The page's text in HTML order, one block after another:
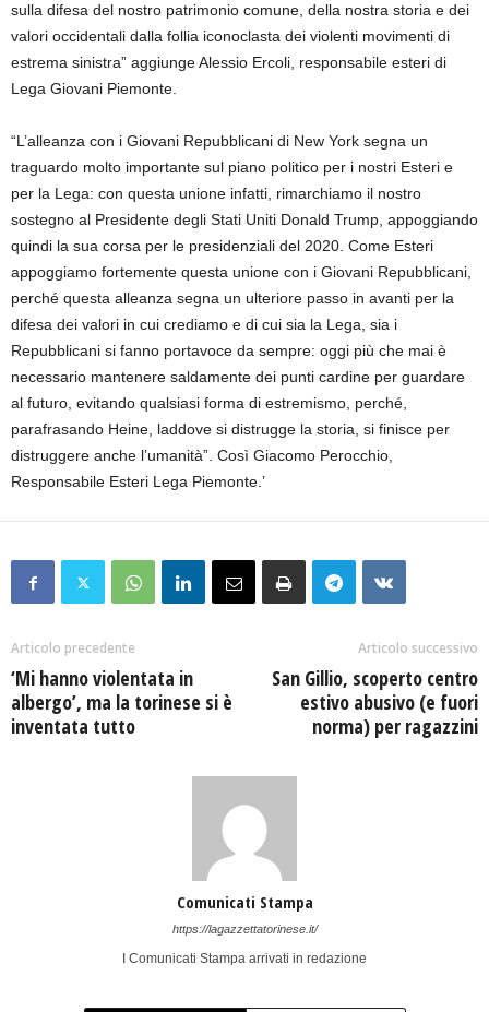
sulla difesa del nostro patrimonio comune, della nostra storia e dei
valori occidentali dalla follia iconoclasta dei violenti movimenti di
estrema sinistra” aggiunge Alessio Ercoli, responsabile esteri di
Lega Giovani Piemonte.
“L’alleanza con i Giovani Repubblicani di New York segna un
traguardo molto importante sul piano politico per i nostri Esteri e
per la Lega: con questa unione infatti, rimarchiamo il nostro
sostegno al Presidente degli Stati Uniti Donald Trump, appoggiando
quindi la sua corsa per le presidenziali del 2020. Come Esteri
appoggiamo fortemente questa unione con i Giovani Repubblicani,
perché questa alleanza segna un ulteriore passo in avanti per la
difesa dei valori in cui crediamo e di cui sia la Lega, sia i
Repubblicani si fanno portavoce da sempre: oggi più che mai è
necessario mantenere saldamente dei punti cardine per guardare
al futuro, evitando qualsiasi forma di estremismo, perché,
parafrasando Heine, laddove si distrugge la storia, si finisce per
distruggere anche l’umanità”. Così Giacomo Perocchio,
Responsabile Esteri Lega Piemonte.’
Articolo precedente
‘Mi hanno violentata in
albergo’, ma la torinese si è
inventata tutto
Articolo successivo
San Gillio, scoperto centro
estivo abusivo (e fuori
norma) per ragazzini
Comunicati Stampa
https://lagazzettatorinese.it/
I Comunicati Stampa arrivati in redazione